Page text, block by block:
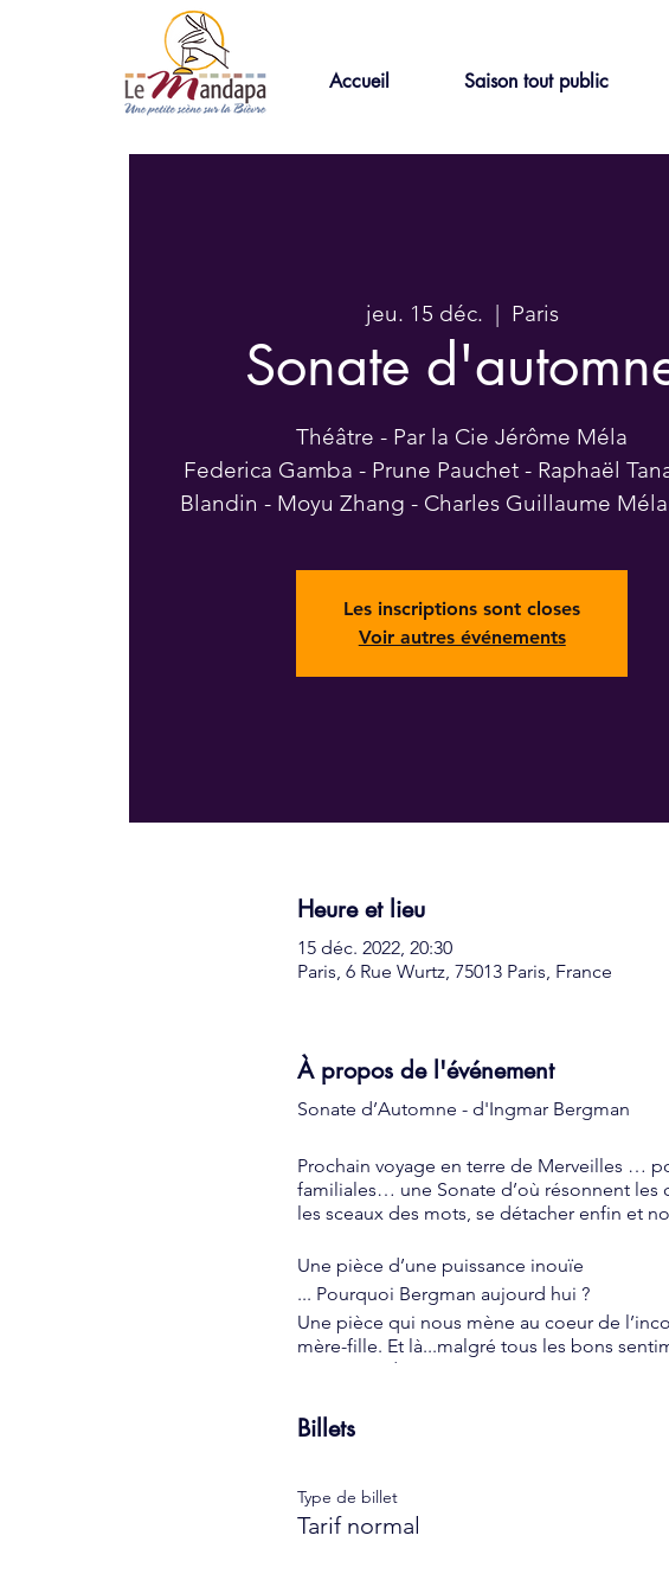
Accueil Saison tout public
jeu. 15 déc.
  |
Paris
Sonate
Théâtre - Par la Cie Jérôme Méla
Federica Gamba - Prune Pauchet - Raphaël
Blandin - Moyu Zhang - Charles Guillaume
Les inscriptions sont closes
Voir autres événements
Heure et lieu
15 déc. 2022, 20:30
Paris, 6 Rue Wurtz, 75013 Paris, France
À propos de l'événement
Sonate d’Automne - d'Ingmar Bergman
Prochain voyage en terre de Merveilles …
familiales… une Sonate d’où résonnent
les sceaux des mots, se détacher enfin et
Une pièce d’une puissance inouïe
... Pourquoi Bergman aujourd hui ?
Une pièce qui nous mène au coeur de
mère-fille. Et là...malgré tous les bons
notre monde.
mère et sa fille en un lien de haine. Cette
interroge sur la nature de la conscience
Une nuit d’automne sans fin pour
L’enfant mort d’Eva lui permet de naître...
engendrées... Pour que ces vérités
interprétation mesurée des acteurs et un
Billets
Type de billet
Tarif normal